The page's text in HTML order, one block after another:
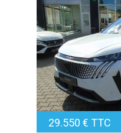
29.550 € TTC